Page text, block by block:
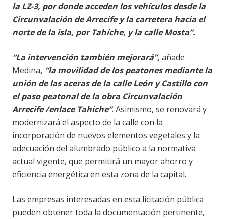
la LZ-3, por donde acceden los vehículos desde la
Circunvalación de Arrecife y la carretera hacia el
norte de la isla, por Tahíche, y la calle Mosta”.
“La intervención también mejorará”, añade
Medina, “la movilidad de los peatones mediante la
unión de las aceras de la calle León y Castillo con
el paso peatonal de la obra Circunvalación
Arrecife /enlace Tahiche”. Asimismo, se renovará y
modernizará el aspecto de la calle con la
incorporación de nuevos elementos vegetales y la
adecuación del alumbrado público a la normativa
actual vigente, que permitirá un mayor ahorro y
eficiencia energética en esta zona de la capital.
Las empresas interesadas en esta licitación pública
pueden obtener toda la documentación pertinente,